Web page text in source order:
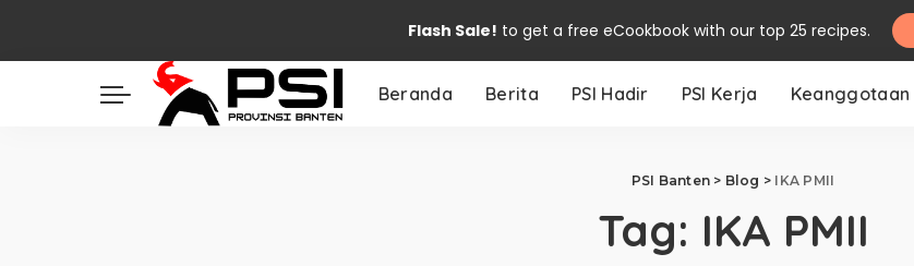
Flash Sale! to get a free eCookbook with our top 25 recipes.
Beranda Berita PSI Hadir PSI Kerja Keanggotaan
PSI Banten > Blog > IKA PMII
Tag: IKA PMII